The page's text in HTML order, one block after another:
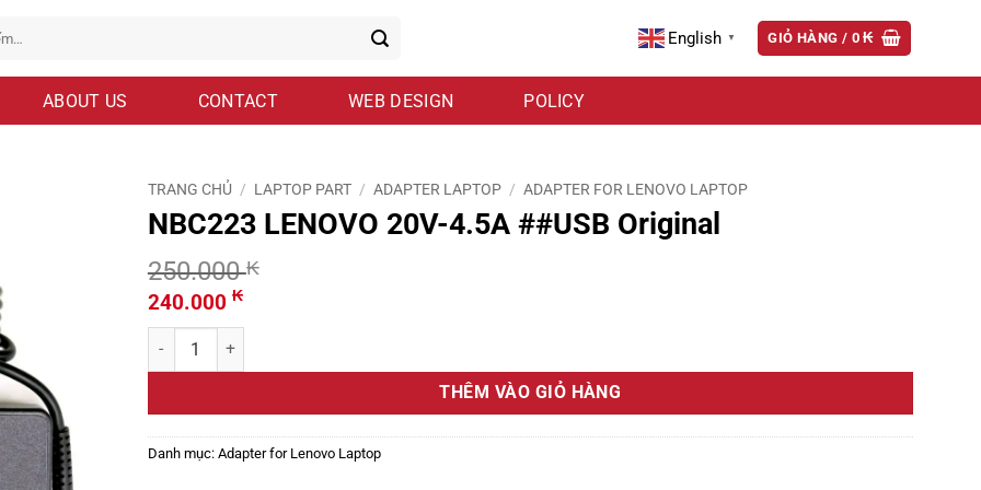
English ▼ GIỎ HÀNG / 0₭
ABOUT US CONTACT WEB DESIGN POLICY
TRANG CHỦ / LAPTOP PART / ADAPTER LAPTOP / ADAPTER FOR LENOVO LAPTOP
NBC223 LENOVO 20V-4.5A ##USB Original
250.000₭
Giá
gốc
là:
250.000 ₭.
240.000 ₭Giá
hiện
là:
NBC223 LENOVO 20V-4.5A ##USB Original số lượng
THÊM VÀO GIỎ HÀNG
Danh mục: Adapter for Lenovo Laptop